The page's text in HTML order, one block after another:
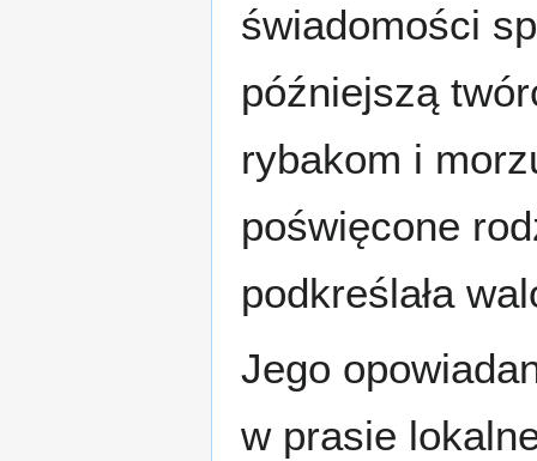
świadomości
późniejszą
rybakom i
poświęcone
podkreślała
Jego
w prasie